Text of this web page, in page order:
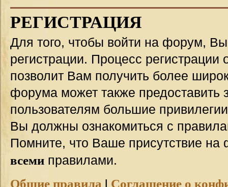
РЕГИСТРАЦИЯ
Для того, чтобы войти на форум,
регистрации. Процесс регистрации
позволит Вам получить более
форума может также предоставить
пользователям большие
Вы должны ознакомиться с
Помните, что Ваше присутствие на
всеми правилами.
Общие правила | Соглашение о